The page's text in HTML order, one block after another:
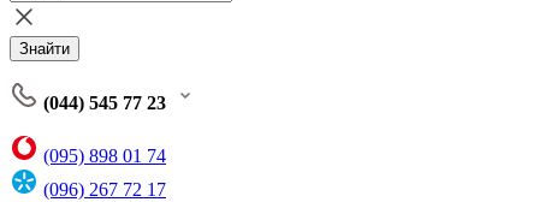
Знайти
(044) 545 77 23
(095) 898 01 74
(096) 267 72 17